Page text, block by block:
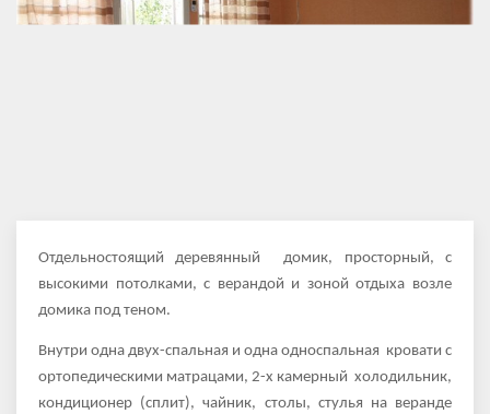
Отдельностоящий деревянный домик, просторный, с
высокими потолками, с верандой и зоной отдыха возле
домика под теном.
Внутри одна двух-спальная и одна односпальная кровати с
ортопедическими матрацами, 2-х камерный холодильник,
кондиционер (сплит), чайник, столы, стулья на веранде